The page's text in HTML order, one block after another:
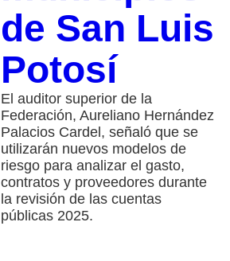
de San Luis
Potosí
El auditor superior de la
Federación, Aureliano Hernández
Palacios Cardel, señaló que se
utilizarán nuevos modelos de
riesgo para analizar el gasto,
contratos y proveedores durante
la revisión de las cuentas
públicas 2025.